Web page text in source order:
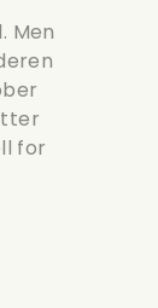
Men
for